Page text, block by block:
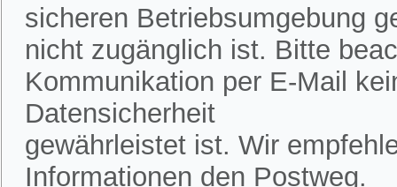
sicheren Betriebsumgebung
nicht zugänglich ist. Bitte
Kommunikation per E-Mail
Datensicherheit
gewährleistet ist. Wir
Informationen den Postweg.